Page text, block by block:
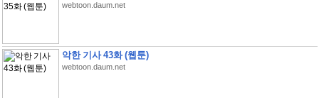
webtoon.daum.net
악한 기사 43화 (웹툰)
webtoon.daum.net